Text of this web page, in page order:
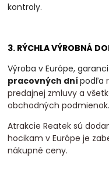
kontroly.
3. RÝCHLA VÝROBNÁ
Výroba v Európe,
pracovných dnípodľa
predajnej zmluvy a
obchodných podmienok.
Atrakcie Reatek sú
hocikam v Európe je
nákupné ceny.